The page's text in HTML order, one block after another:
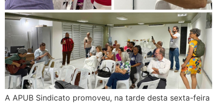
A APUB Sindicato promoveu, na tarde desta sexta-feira